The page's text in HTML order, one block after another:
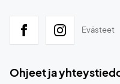
Evästeet
Ohjeet ja